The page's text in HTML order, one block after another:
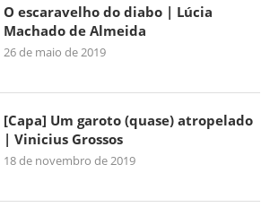
O escaravelho do diabo | Lúcia
Machado de Almeida
26 de maio de 2019
[Capa] Um garoto (quase) atropelado
| Vinicius Grossos
18 de novembro de 2019